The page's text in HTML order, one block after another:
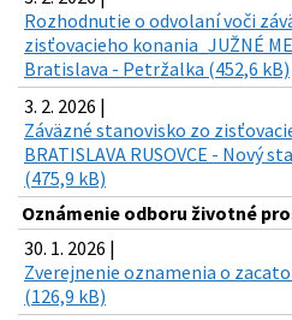
Rozhodnutie o odvolaní voči
zisťovacieho konania_JUŽNÉ
Bratislava - Petržalka (452,6 kB)
3. 2. 2026 |
Záväzné stanovisko zo
BRATISLAVA RUSOVCE - Nový
(475,9 kB)
Oznámenie odboru životné
30. 1. 2026 |
Zverejnenie oznamenia o
(126,9 kB)